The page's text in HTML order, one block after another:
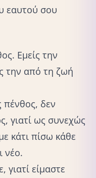
εαυτού σου
Εμείς την
την από τη ζωή
πένθος, δεν
γιατί ως συνεχώς
κάτι πίσω κάθε
νέο.
γιατί είμαστε